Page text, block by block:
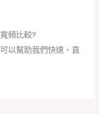
頻比較?
以幫助我們快速、直